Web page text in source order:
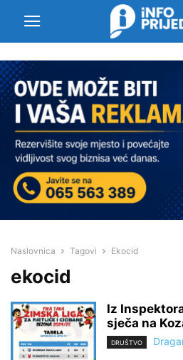
Naslovnica Tagovi Ekocid
ekocid
Iz
sječa na
DRUŠTVO